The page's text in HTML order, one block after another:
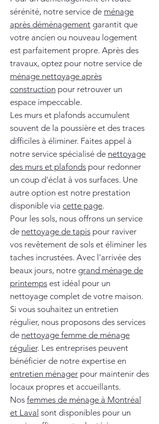
sérénité, notre service de ménage
après déménagement garantit que
votre ancien ou nouveau logement
est parfaitement propre. Après des
travaux, optez pour notre service de
ménage nettoyage après
construction pour retrouver un
espace impeccable.
Les murs et plafonds accumulent
souvent de la poussière et des traces
difficiles à éliminer. Faites appel à
notre service spécialisé de nettoyage
des murs et plafonds pour redonner
un coup d'éclat à vos surfaces. Une
autre option est notre prestation
disponible via cette page.
Pour les sols, nous offrons un service
de nettoyage de tapis pour raviver
vos revêtement de sols et éliminer les
taches incrustées. Avec l'arrivée des
beaux jours, notre grand ménage de
printemps est idéal pour un
nettoyage complet de votre maison.
Si vous souhaitez un entretien
régulier, nous proposons des services
de nettoyage femme de ménage
régulier. Les entreprises peuvent
bénéficier de notre expertise en
entretien ménager pour maintenir des
locaux propres et accueillants.
Nos femmes de ménage à Montréal
et Laval sont disponibles pour un